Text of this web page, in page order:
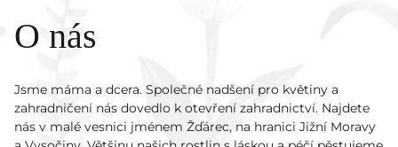
O nás
Jsme máma a dcera. Společné nadšení pro květiny a
zahradničení nás dovedlo k otevření zahradnictví. Najdete
nás v malé vesnici jménem Žďárec, na hranici Jižní Moravy